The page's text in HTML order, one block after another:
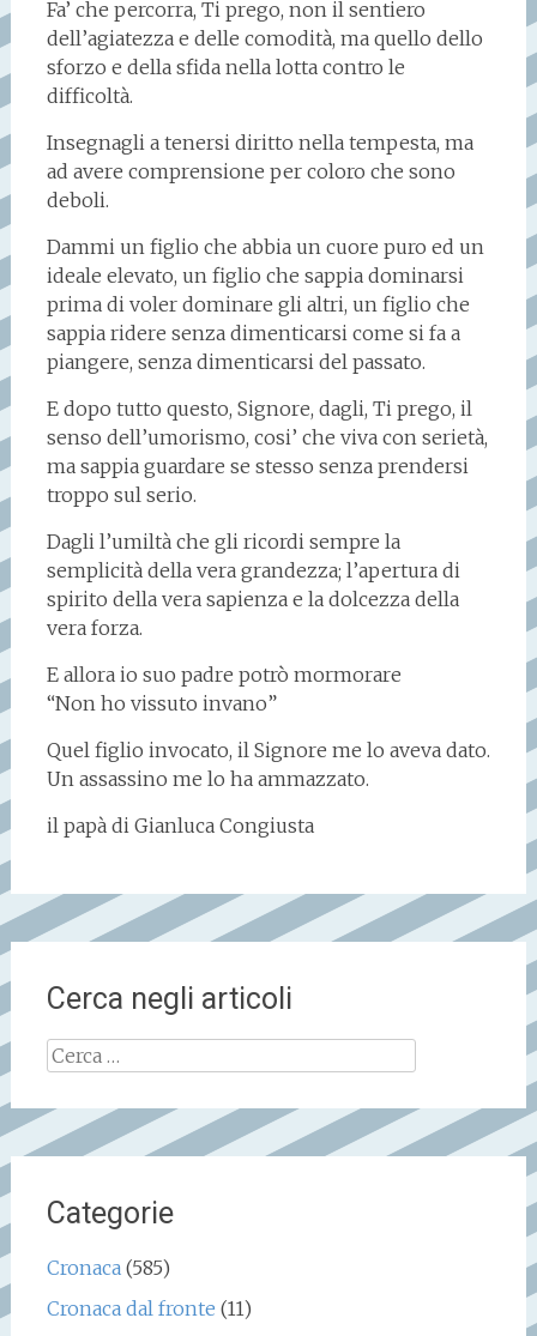
Fa’ che percorra, Ti prego, non il sentiero
dell’agiatezza e delle comodità, ma quello dello
sforzo e della sfida nella lotta contro le
difficoltà.
Insegnagli a tenersi diritto nella tempesta, ma
ad avere comprensione per coloro che sono
deboli.
Dammi un figlio che abbia un cuore puro ed un
ideale elevato, un figlio che sappia dominarsi
prima di voler dominare gli altri, un figlio che
sappia ridere senza dimenticarsi come si fa a
piangere, senza dimenticarsi del passato.
E dopo tutto questo, Signore, dagli, Ti prego, il
senso dell’umorismo, cosi’ che viva con serietà,
ma sappia guardare se stesso senza prendersi
troppo sul serio.
Dagli l’umiltà che gli ricordi sempre la
semplicità della vera grandezza; l’apertura di
spirito della vera sapienza e la dolcezza della
vera forza.
E allora io suo padre potrò mormorare
“Non ho vissuto invano”
Quel figlio invocato, il Signore me lo aveva dato.
Un assassino me lo ha ammazzato.
il papà di Gianluca Congiusta
Cerca negli articoli
Ricerca
Categorie
Cronaca(585)
Cronaca dal fronte (11)